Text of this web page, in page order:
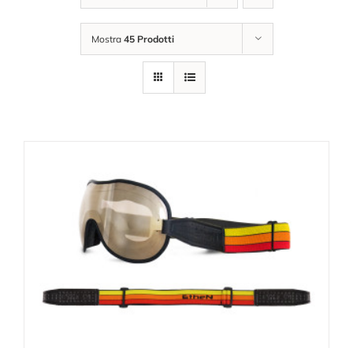
Mostra 45 Prodotti